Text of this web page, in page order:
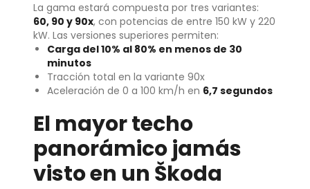
La gama estará compuesta por tres variantes:
60, 90 y 90x, con potencias de entre 150 kW y 220
kW. Las versiones superiores permiten:
Carga del 10% al 80% en menos de 30
minutos
Tracción total en la variante 90x
Aceleración de 0 a 100 km/h en 6,7 segundos
El mayor techo
panorámico jamás
visto en un Škoda